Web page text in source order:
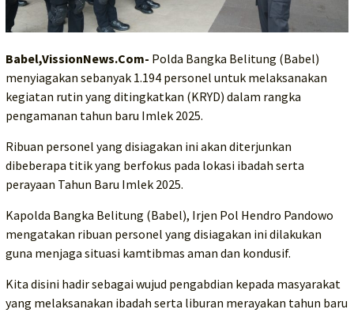
Babel,VissionNews.Com- Polda Bangka Belitung (Babel)
menyiagakan sebanyak 1.194 personel untuk melaksanakan
kegiatan rutin yang ditingkatkan (KRYD) dalam rangka
pengamanan tahun baru Imlek 2025.
Ribuan personel yang disiagakan ini akan diterjunkan
dibeberapa titik yang berfokus pada lokasi ibadah serta
perayaan Tahun Baru Imlek 2025.
Kapolda Bangka Belitung (Babel), Irjen Pol Hendro Pandowo
mengatakan ribuan personel yang disiagakan ini dilakukan
guna menjaga situasi kamtibmas aman dan kondusif.
Kita disini hadir sebagai wujud pengabdian kepada masyarakat
yang melaksanakan ibadah serta liburan merayakan tahun baru